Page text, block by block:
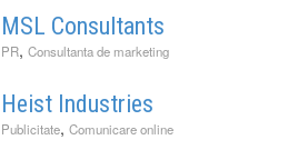
MSL Consultants
PR, Consultanta de marketing
Heist Industries
Publicitate, Comunicare online